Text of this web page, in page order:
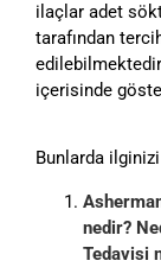
ilaçlar adet
tarafından
içerisinde
Bunlarda
nedir?
Tedavisi